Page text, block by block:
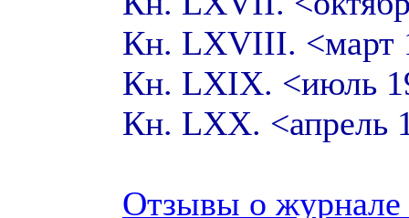
Кн. LXVIII. <март
Кн. LXIX. <июль
Кн. LXX. <апрель
Отзывы о журнале